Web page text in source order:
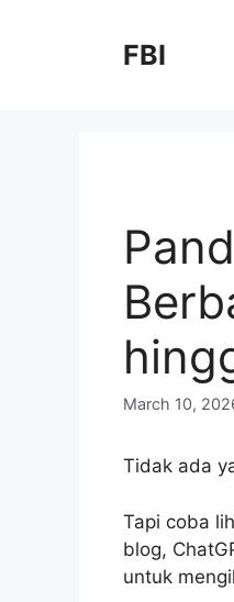
FBI
March 10,
Tidak ada
Tapi coba
blog,
untuk